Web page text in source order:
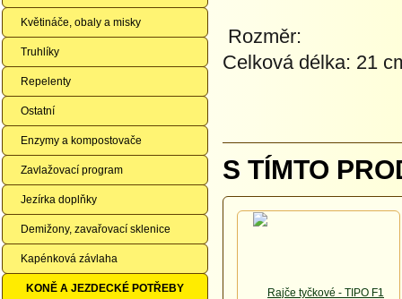
Květináče, obaly a misky
Truhlíky
Repelenty
Ostatní
Enzymy a kompostovače
Zavlažovací program
Jezírka doplňky
Demižony, zavařovací sklenice
Kapénková závlaha
KONĚ A JEZDECKÉ POTŘEBY
Rozměr:
Celková délka: 21
S TÍMTO